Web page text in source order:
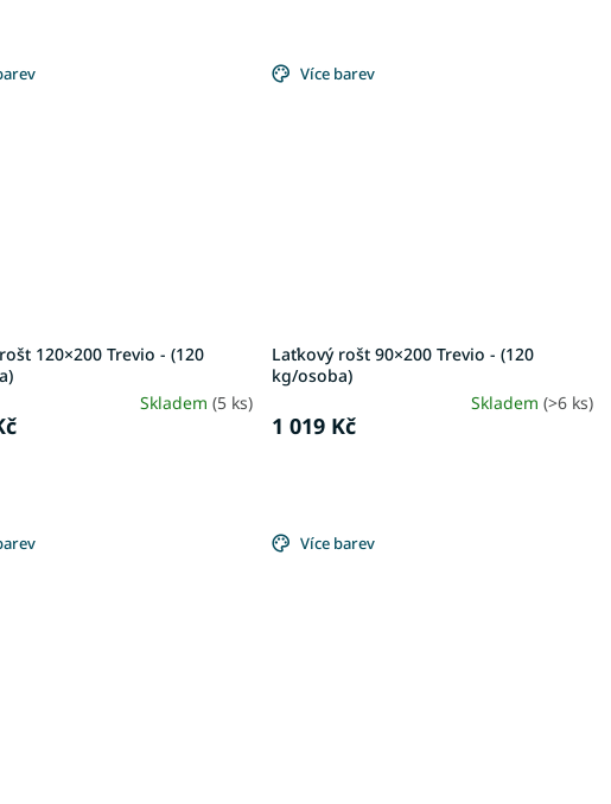
120×200 Trevio - (120
Skladem(5 ks)
Více barev
Laťkový rošt 90×200 Trevio - (120
kg/osoba)
Skladem (>6 ks)
1 019 Kč
Více barev